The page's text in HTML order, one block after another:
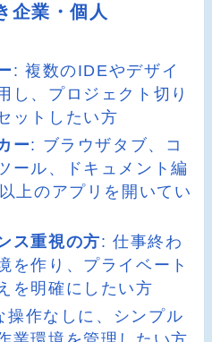
企業・個人
: 複数のIDEやデザイ
し、プロジェクト切り
ットしたい方
ー: ブラウザタブ、コ
ール、ドキュメント編
上のアプリを開いてい
ス重視の方: 仕事終わ
を作り、プライベート
を明確にしたい方
操作なしに、シンプル